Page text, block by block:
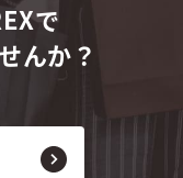
で
んか？